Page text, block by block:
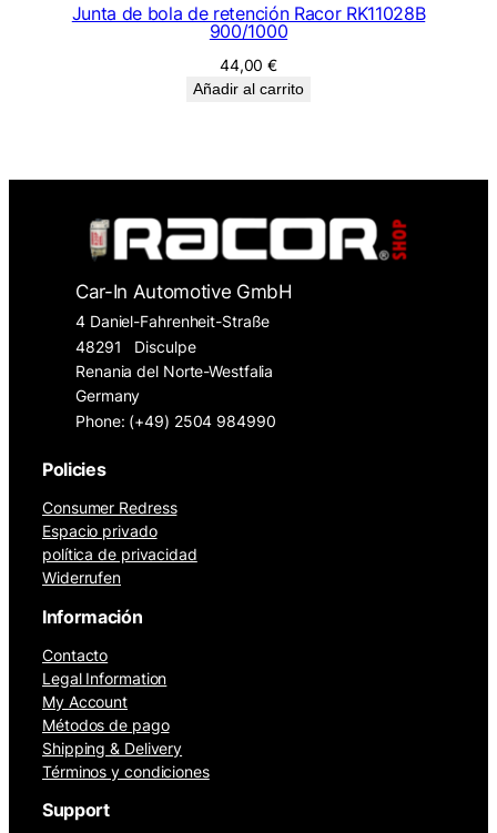
Junta de bola de retención Racor RK11028B
900/1000
44,00€
Añadir al carrito
Car-In Automotive GmbH
4 Daniel-Fahrenheit-Straße
48291
Disculpe
Renania del Norte-Westfalia
Germany
Phone: (+49) 2504 984990
Policies
Consumer Redress
Espacio privado
política de privacidad
Widerrufen
Información
Contacto
Legal Information
My Account
Métodos de pago
Shipping & Delivery
Términos y condiciones
Support